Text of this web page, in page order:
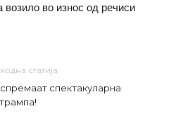
возило во износ од речиси
статија
спектакуларна
трампа!